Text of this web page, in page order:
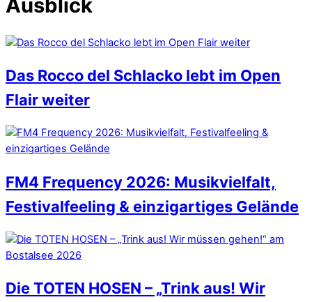
Ausblick
Das Rocco del Schlacko lebt im Open
Flair weiter
FM4 Frequency 2026: Musikvielfalt,
Festivalfeeling & einzigartiges Gelände
Die TOTEN HOSEN – „Trink aus! Wir